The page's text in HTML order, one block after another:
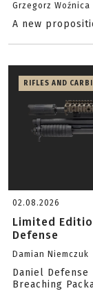
Grzegorz Woźnica
A new
RIFLES AND
02.08.2026
Limited
Defense
Damian Niemczuk
Daniel
Breaching